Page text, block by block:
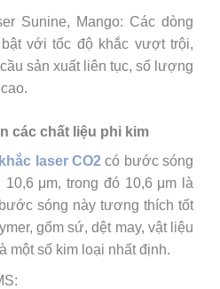
Sunine, Mango: Các dòng
với tốc độ khắc vượt trội,
sản xuất liên tục, số lượng
các chất liệu phi kim
laser CO2 có bước sóng
μm, trong đó 10,6 μm là
sóng này tương thích tốt
gốm sứ, dệt may, vật liệu
một số kim loại nhất định.